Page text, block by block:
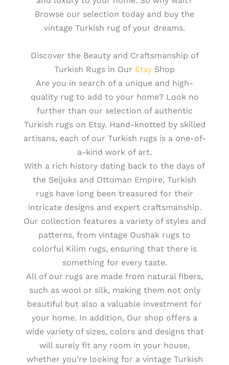
Browse our selection today and buy the
vintage Turkish rug of your dreams.
Discover the Beauty and Craftsmanship of
Turkish Rugs in Our Etsy Shop
Are you in search of a unique and high-
quality rug to add to your home? Look no
further than our selection of authentic
Turkish rugs on Etsy. Hand-knotted by skilled
artisans, each of our Turkish rugs is a one-of-
a-kind work of art.
With a rich history dating back to the days of
the Seljuks and Ottoman Empire, Turkish
rugs have long been treasured for their
intricate designs and expert craftsmanship.
Our collection features a variety of styles and
patterns, from vintage Oushak rugs to
colorful Kilim rugs, ensuring that there is
something for every taste.
All of our rugs are made from natural fibers,
such as wool or silk, making them not only
beautiful but also a valuable investment for
your home. In addition, Our shop offers a
wide variety of sizes, colors and designs that
will surely fit any room in your house,
whether you’re looking for a vintage Turkish